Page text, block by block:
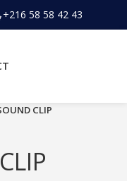
+216 58 58 42 43
CLIP